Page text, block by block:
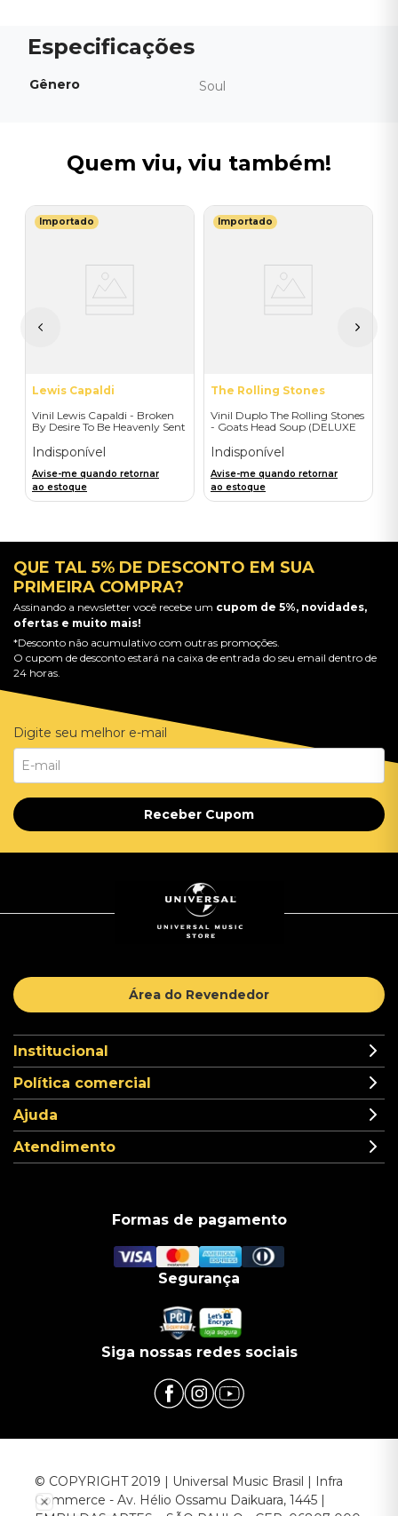
Gênero Soul
Quem viu, viu também!
Importado
Lewis Capaldi
Vinil Lewis Capaldi - Broken
By Desire To Be Heavenly Sent
Indisponível
Avise-me quando retornar
ao estoque
Importado
The Rolling Stones
Vinil Duplo The Rolling Stones
- Goats Head Soup (DELUXE
Importado
Indisponível
Avise-me quando retornar
ao estoque
QUE TAL 5% DE DESCONTO EM SUA
PRIMEIRA COMPRA?
Assinando a newsletter você recebe um cupom de 5%, novidades,
ofertas e muito mais!
*Desconto não acumulativo com outras promoções.
O cupom de desconto estará na caixa de entrada do seu email dentro de
24 horas.
Digite seu melhor e-mail
Receber Cupom
Área do Revendedor
Institucional
Política comercial
Ajuda
Atendimento
Formas de pagamento
Segurança
Siga nossas redes sociais
© COPYRIGHT 2019 | Universal Music Brasil | Infra
Commerce - Av. Hélio Ossamu Daikuara, 1445 |